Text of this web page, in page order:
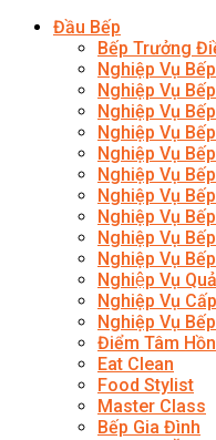
Đầu Bếp
Bếp Trưởng
Nghiệp Vụ
Nghiệp Vụ
Nghiệp Vụ
Nghiệp Vụ
Nghiệp Vụ
Nghiệp Vụ
Nghiệp Vụ
Nghiệp Vụ
Nghiệp Vụ
Nghiệp Vụ
Nghiệp Vụ
Nghiệp Vụ
Nghiệp Vụ
Điểm Tâm
Eat Clean
Food Stylist
Master Class
Bếp Gia Đình